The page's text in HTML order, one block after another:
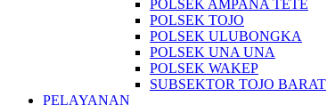
POLSEK AMPANA TETE
POLSEK TOJO
POLSEK ULUBONGKA
POLSEK UNA UNA
POLSEK WAKEP
SUBSEKTOR TOJO BARAT
PELAYANAN